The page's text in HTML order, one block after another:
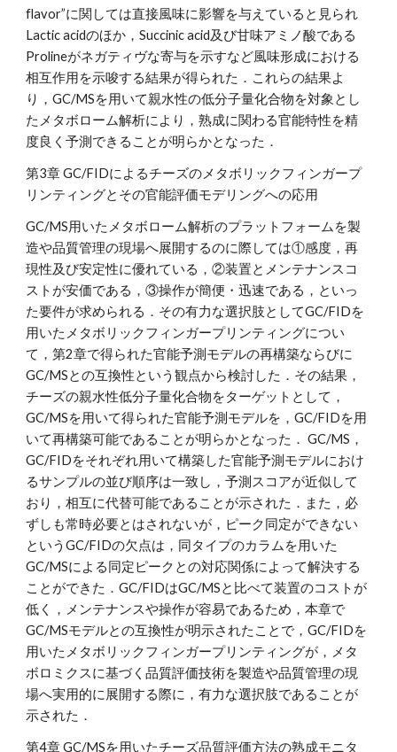
flavor”に関しては直接風味に影響を与えていると見られ
Lactic acidのほか，Succinic acid及び甘味アミノ酸である
Prolineがネガティヴな寄与を示すなど風味形成における
相互作用を示唆する結果が得られた．これらの結果よ
り，GC/MSを用いて親水性の低分子量化合物を対象とし
たメタボローム解析により，熟成に関わる官能特性を精
度良く予測できることが明らかとなった．
第3章 GC/FIDによるチーズのメタボリックフィンガープ
リンティングとその官能評価モデリングへの応用
GC/MS用いたメタボローム解析のプラットフォームを製
造や品質管理の現場へ展開するのに際しては①感度，再
現性及び安定性に優れている，②装置とメンテナンスコ
ストが安価である，③操作が簡便・迅速である，といっ
た要件が求められる．その有力な選択肢としてGC/FIDを
用いたメタボリックフィンガープリンティングについ
て，第2章で得られた官能予測モデルの再構築ならびに
GC/MSとの互換性という観点から検討した．その結果，
チーズの親水性低分子量化合物をターゲットとして，
GC/MSを用いて得られた官能予測モデルを，GC/FIDを用
いて再構築可能であることが明らかとなった． GC/MS，
GC/FIDをそれぞれ用いて構築した官能予測モデルにおけ
るサンプルの並び順序は一致し，予測スコアが近似して
おり，相互に代替可能であることが示された．また，必
ずしも常時必要とはされないが，ピーク同定ができない
というGC/FIDの欠点は，同タイプのカラムを用いた
GC/MSによる同定ピークとの対応関係によって解決する
ことができた．GC/FIDはGC/MSと比べて装置のコストが
低く，メンテナンスや操作が容易であるため，本章で
GC/MSモデルとの互換性が明示されたことで，GC/FIDを
用いたメタボリックフィンガープリンティングが，メタ
ボロミクスに基づく品質評価技術を製造や品質管理の現
場へ実用的に展開する際に，有力な選択肢であることが
示された．
第4章 GC/MSを用いたチーズ品質評価方法の熟成モニタ